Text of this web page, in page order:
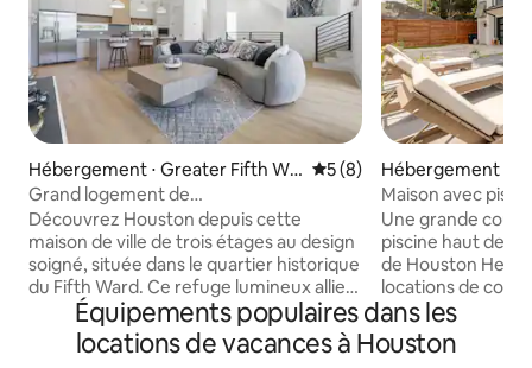
Hébergement ⋅ Greater Fifth Wa
rd
Évaluation moyenne sur
5 (8)
Grand logement de
3 chambres/3,5 salles de bain avec
garage pour 2 voitures, à quelques
minutes du centre-ville
Découvrez Houston depuis cette
maison de ville de trois étages au design
soigné, située dans le quartier historique
du Fifth Ward. Ce refuge lumineux allie
style contemporain et confort absolu ; il
dispose de 3 chambres, de 3,5 salles de
bain et d'un garage privé pour 2 voitures.
Hébergement ⋅
Maison avec
Une grande cour
piscine haut de
de Houston
locations de
rassemblements
d'un logement
lumineux, doté
Équipements populaires dans les
locations de vacances à Houston